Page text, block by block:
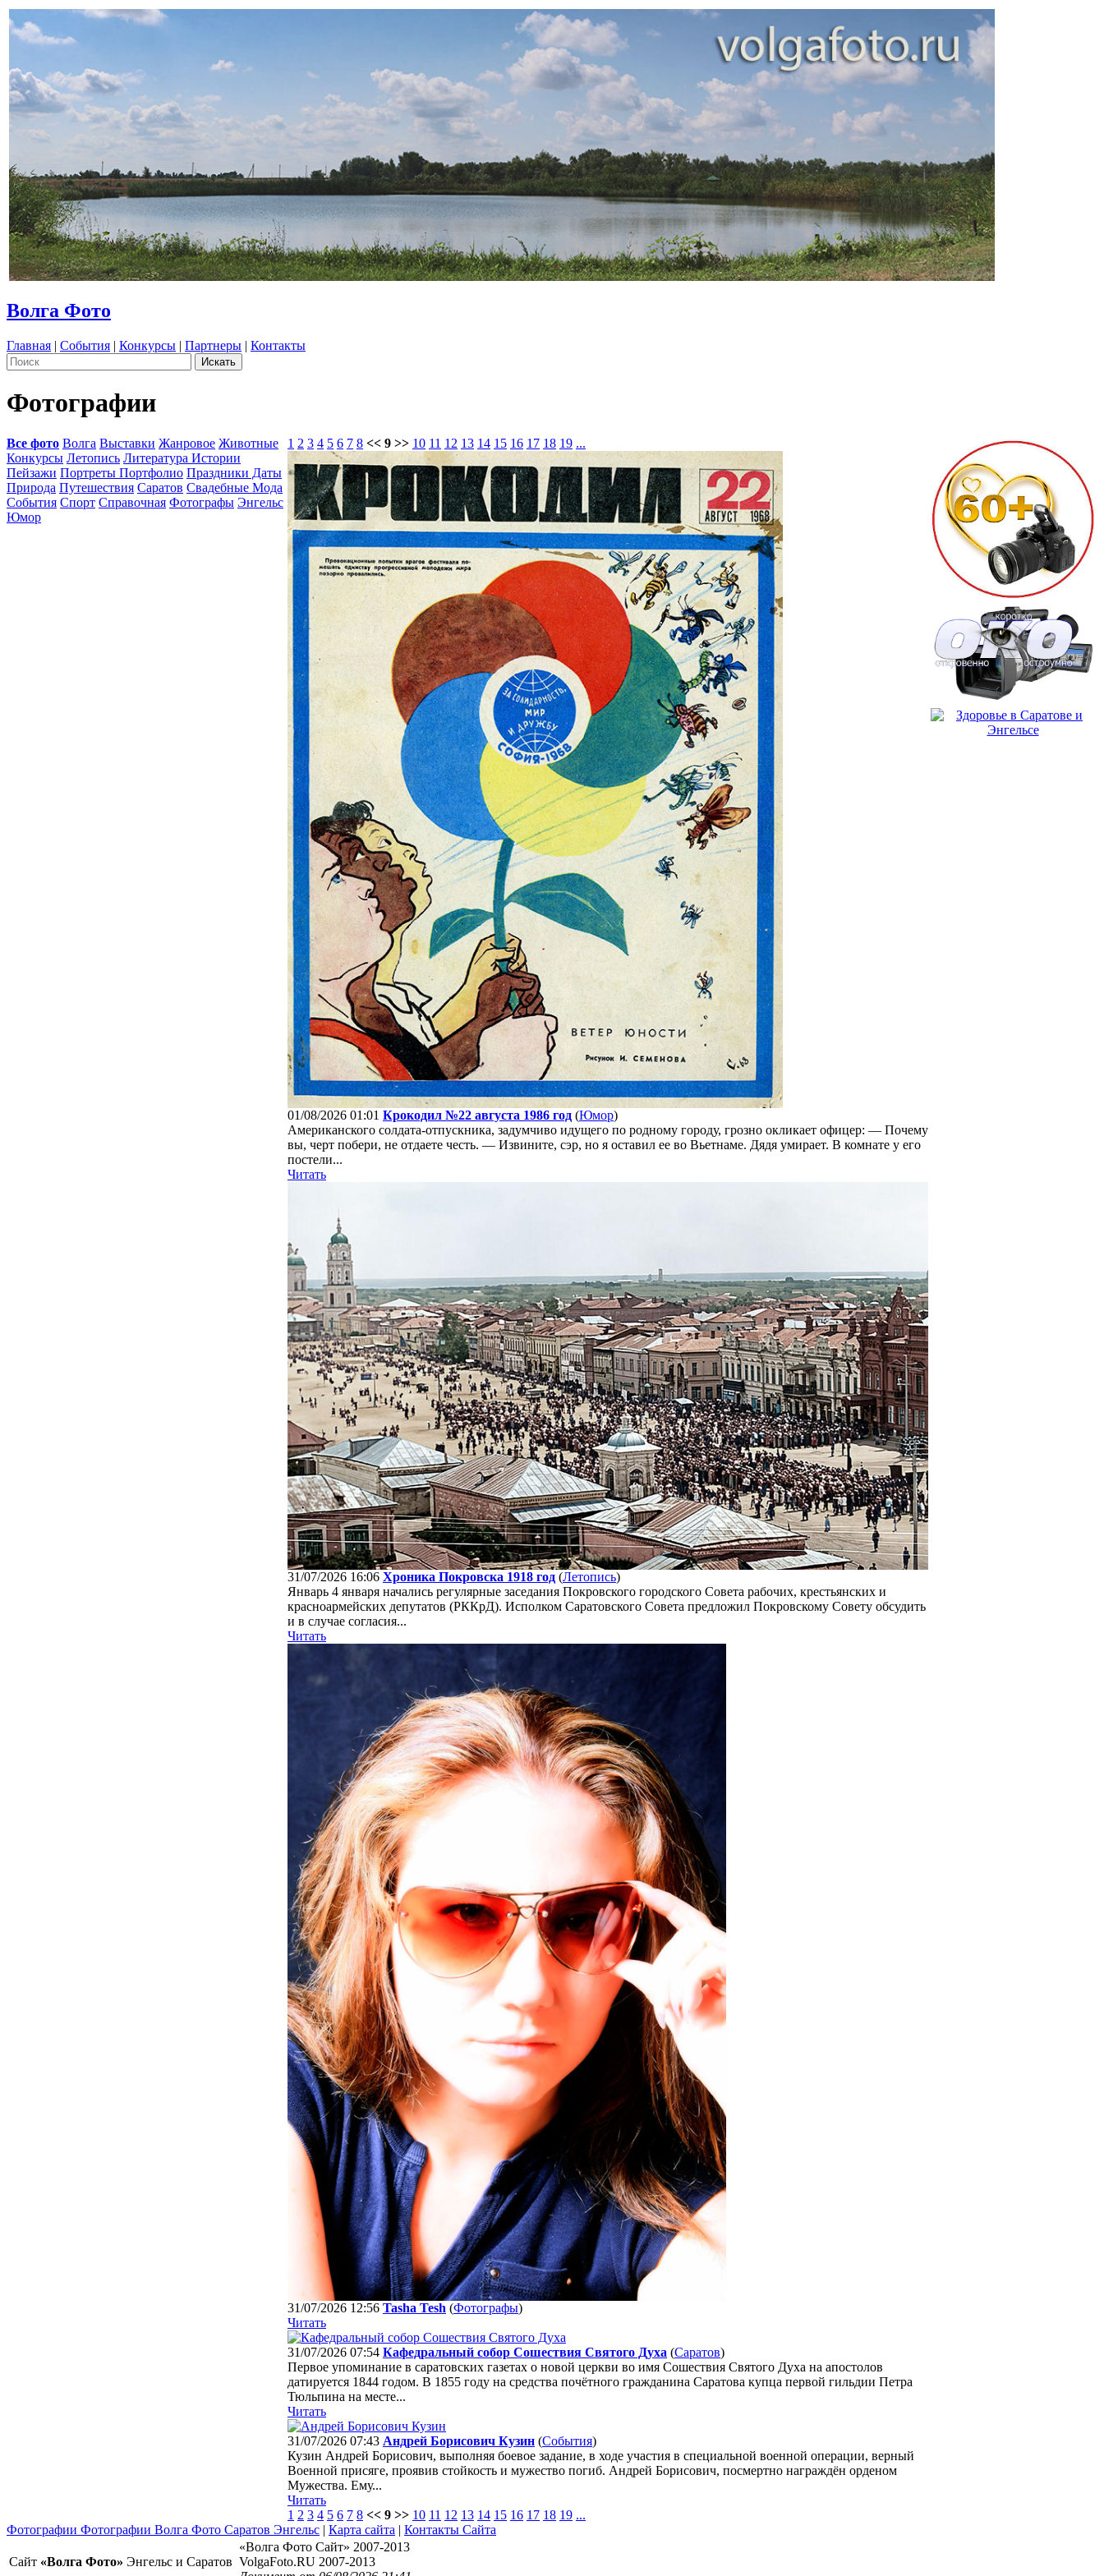
Волга Фото
Главная | События | Конкурсы | Партнеры | Контакты
Фотографии
Все фото Волга Выставки Жанровое Животные
Конкурсы Летопись Литература Истории
Пейзажи Портреты Портфолио Праздники Даты
Природа Путешествия Саратов Свадебные Мода
События Спорт Справочная Фотографы Энгельс
Юмор
1 2 3 4 5 6 7 8 << 9 >> 10 11 12 13 14 15 16 17 18 19 ...
01/08/2026 01:01 Крокодил №22 августа 1986 год (Юмор)
Американского солдата-отпускника, задумчиво идущего по родному городу, грозно окликает офицер: — Почему
вы, черт побери, не отдаете честь. — Извините, сэр, но я оставил ее во Вьетнаме. Дядя умирает. В комнате у его
постели...
Читать
31/07/2026 16:06 Хроника Покровска 1918 год (Летопись)
Январь 4 января начались регулярные заседания Покровского городского Совета рабочих, крестьянских и
красноармейских депутатов (РККрД). Исполком Саратовского Совета предложил Покровскому Совету обсудить
и в случае согласия...
Читать
31/07/2026 12:56 Tasha Tesh (Фотографы)
Читать
31/07/2026 07:54 Кафедральный собор Сошествия Святого Духа (Саратов)
Первое упоминание в саратовских газетах о новой церкви во имя Сошествия Святого Духа на апостолов
датируется 1844 годом. В 1855 году на средства почётного гражданина Саратова купца первой гильдии Петра
Тюльпина на месте...
Читать
31/07/2026 07:43 Андрей Борисович Кузин (События)
Кузин Андрей Борисович, выполняя боевое задание, в ходе участия в специальной военной операции, верный
Военной присяге, проявив стойкость и мужество погиб. Андрей Борисович, посмертно награждён орденом
Мужества. Ему...
Читать
1 2 3 4 5 6 7 8 << 9 >> 10 11 12 13 14 15 16 17 18 19 ...
Фотографии Фотографии Волга Фото Саратов Энгельс | Карта сайта | Контакты Сайта
Сайт «Волга Фото» Энгельс и Саратов
«Волга Фото Сайт» 2007-2013
VolgaFoto.RU 2007-2013